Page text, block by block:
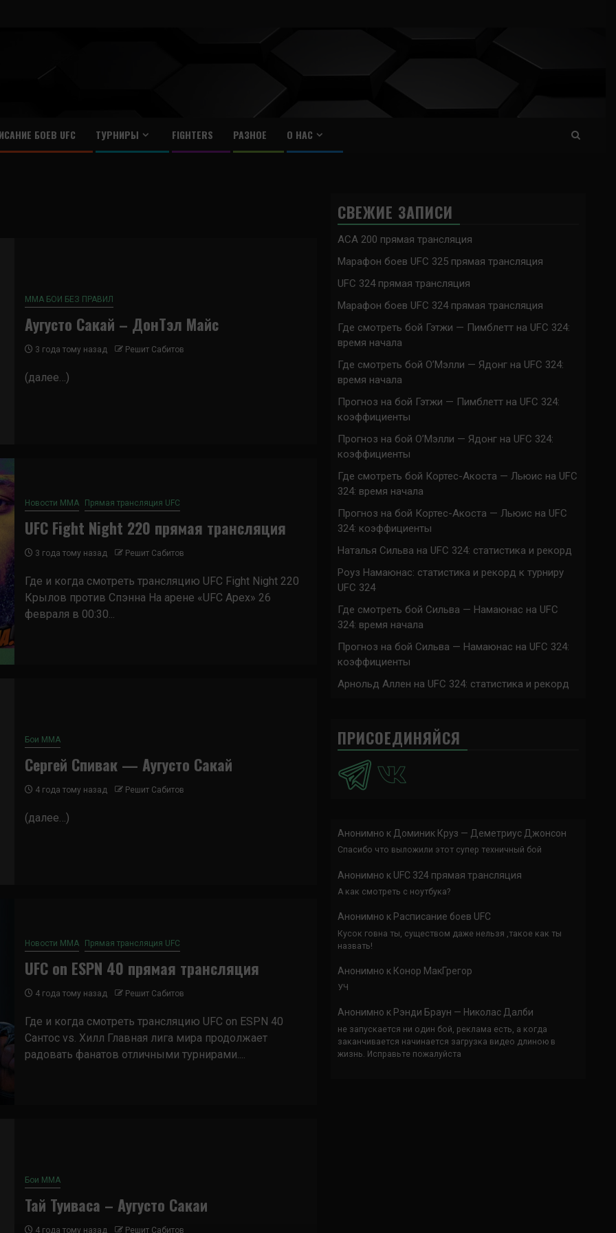
БОЕВ UFC ТУРНИРЫ FIGHTERS РАЗНОЕ О НАС
ММА БОИ БЕЗ ПРАВИЛ
Аугусто Сакай – ДонТэл Майс
3 года тому назад Решит Сабитов
(далее…)
Новости ММА Прямая трансляция UFC
UFC Fight Night 220 прямая трансляция
3 года тому назад Решит Сабитов
Где и когда смотреть трансляцию UFC Fight Night 220
Крылов против Спэнна На арене «UFC Apex» 26
февраля в 00:30...
Бои ММА
Сергей Спивак — Аугусто Сакай
4 года тому назад Решит Сабитов
(далее…)
Новости ММА Прямая трансляция UFC
UFC on ESPN 40 прямая трансляция
4 года тому назад Решит Сабитов
Где и когда смотреть трансляцию UFC on ESPN 40
Сантос vs. Хилл Главная лига мира продолжает
радовать фанатов отличными турнирами....
Бои ММА
Тай Туиваса – Аугусто Сакаи
4 года тому назад Решит Сабитов
СВЕЖИЕ ЗАПИСИ
ACA 200 прямая трансляция
Марафон боев UFC 325 прямая трансляция
UFC 324 прямая трансляция
Марафон боев UFC 324 прямая трансляция
Где смотреть бой Гэтжи — Пимблетт на UFC 324:
время начала
Где смотреть бой О’Мэлли — Ядонг на UFC 324:
время начала
Прогноз на бой Гэтжи — Пимблетт на UFC 324:
коэффициенты
Прогноз на бой О’Мэлли — Ядонг на UFC 324:
коэффициенты
Где смотреть бой Кортес-Акоста — Льюис на UFC
324: время начала
Прогноз на бой Кортес-Акоста — Льюис на UFC
324: коэффициенты
Наталья Сильва на UFC 324: статистика и рекорд
Роуз Намаюнас: статистика и рекорд к турниру
UFC 324
Где смотреть бой Сильва — Намаюнас на UFC
324: время начала
Прогноз на бой Сильва — Намаюнас на UFC 324:
коэффициенты
Арнольд Аллен на UFC 324: статистика и рекорд
ПРИСОЕДИНЯЙСЯ
Анонимно к Доминик Круз — Деметриус Джонсон
Спасибо что выложили этот супер техничный бой
Анонимно к UFC 324 прямая трансляция
А как смотреть с ноутбука?
Анонимно к Расписание боев UFC
Кусок говна ты, существом даже нельзя ,такое как ты
назвать!
Анонимно к Конор МакГрегор
УЧ
Анонимно к Рэнди Браун — Николас Далби
не запускается ни один бой, реклама есть, а когда
заканчивается начинается загрузка видео длиною в
жизнь. Исправьте пожалуйста